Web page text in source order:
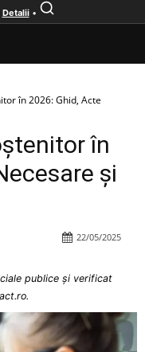
în 2026: Ghid, Acte
în
și
22/05/2025
publice și verificat
Detalii•